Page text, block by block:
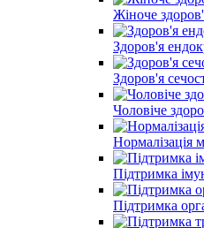
Жіноче
Здоров'я
Здоров'я
Чоловіче
Нормалізація
Підтримка
Підтримка